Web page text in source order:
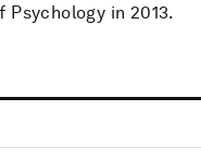
in 2013.